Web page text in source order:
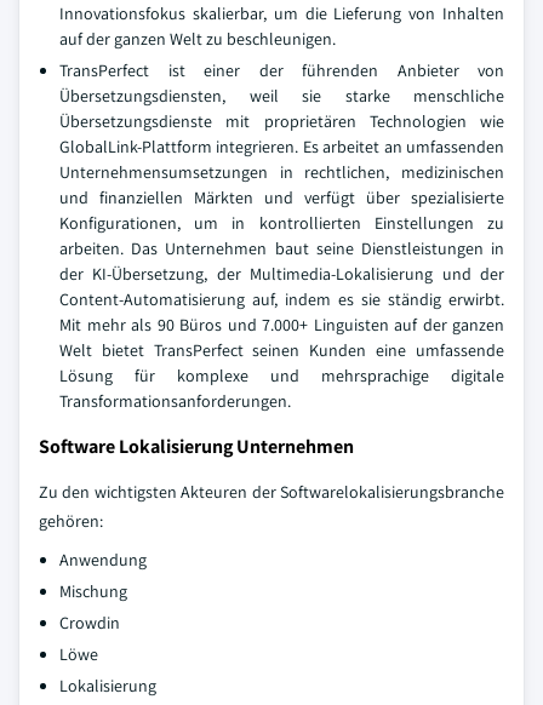
Innovationsfokus skalierbar, um die Lieferung von Inhalten
auf der ganzen Welt zu beschleunigen.
TransPerfect ist einer der führenden Anbieter von
Übersetzungsdiensten, weil sie starke menschliche
Übersetzungsdienste mit proprietären Technologien wie
GlobalLink-Plattform integrieren. Es arbeitet an umfassenden
Unternehmensumsetzungen in rechtlichen, medizinischen
und finanziellen Märkten und verfügt über spezialisierte
Konfigurationen, um in kontrollierten Einstellungen zu
arbeiten. Das Unternehmen baut seine Dienstleistungen in
der KI-Übersetzung, der Multimedia-Lokalisierung und der
Content-Automatisierung auf, indem es sie ständig erwirbt.
Mit mehr als 90 Büros und 7.000+ Linguisten auf der ganzen
Welt bietet TransPerfect seinen Kunden eine umfassende
Lösung für komplexe und mehrsprachige digitale
Transformationsanforderungen.
Software Lokalisierung Unternehmen
Zu den wichtigsten Akteuren der Softwarelokalisierungsbranche
gehören:
Anwendung
Mischung
Crowdin
Löwe
Lokalisierung